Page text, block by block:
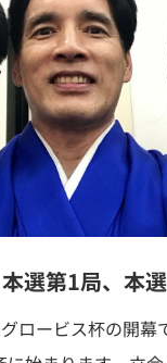
選第1局、本
ロービス杯の開幕